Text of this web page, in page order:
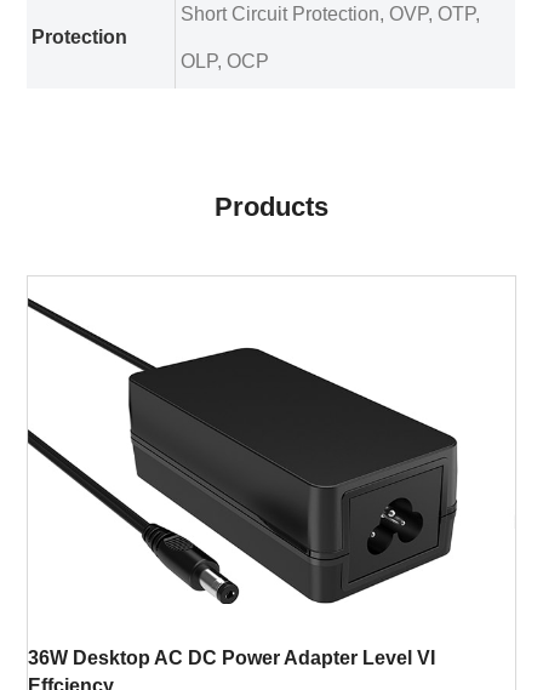
Protection
Short Circuit Protection, OVP, OTP,
OLP, OCP
Products
36W Desktop AC DC Power Adapter Level VI
Effciency